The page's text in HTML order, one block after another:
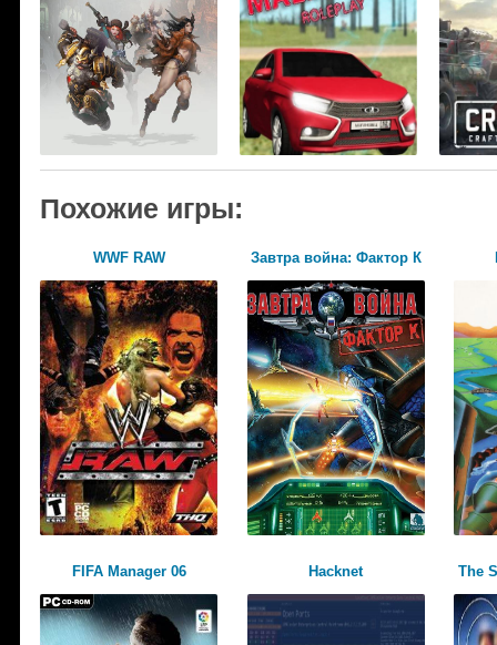
Похожие игры:
WWF RAW Завтра война: Фактор К
FIFA Manager 06 Hacknet The